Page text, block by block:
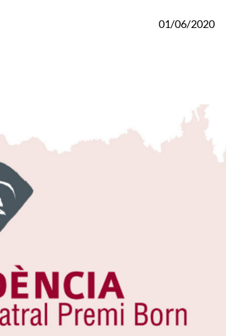
01/06/2020